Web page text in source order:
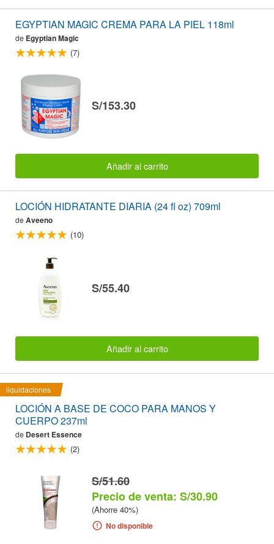
EGYPTIAN MAGIC CREMA PARA LA PIEL 118ml
de Egyptian Magic
(7)
S/153.30
Añadir al carrito
LOCIÓN HIDRATANTE DIARIA (24 fl oz) 709ml
de Aveeno
(10)
S/55.40
Añadir al carrito
liquidaciones
LOCIÓN A BASE DE COCO PARA MANOS Y
CUERPO 237ml
de Desert Essence
(2)
S/51.60
Precio de venta: S/30.90
(Ahorre 40%)
No disponible